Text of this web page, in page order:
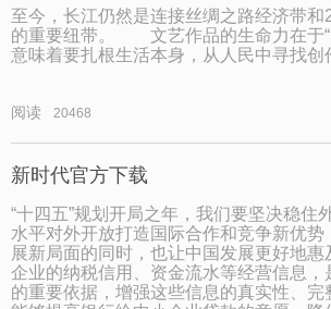
至今，长江仍然是连接丝绸之路经济带和
的重要纽带。 文艺作品的生命力在于“
意味着要扎根生活本身，从人民中寻找创
阅读 20468
新时代官方下载
“十四五”规划开局之年，我们要坚决稳住
水平对外开放打造国际合作和竞争新优势
展新局面的同时，也让中国发展更好地
企业的纳税信用、资金流水等经营信息，
的重要依据，增强这些信息的真实性、